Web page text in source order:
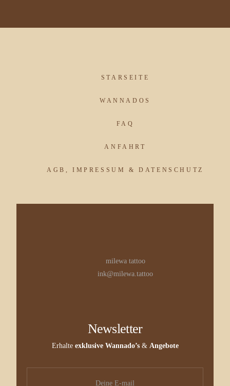
STARSEITE
WANNADOS
FAQ
ANFAHRT
AGB, IMPRESSUM & DATENSCHUTZ
milewa tattoo
ink@milewa.tattoo
Newsletter
Erhalte exklusive Wannado’s& Angebote